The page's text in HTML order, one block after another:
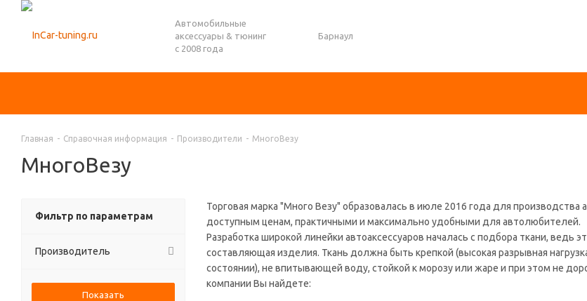
Автомобильные
аксессуары & тюнинг
с 2008 года
Барнаул
Главная - Справочная информация - Производители - МногоВезу
МногоВезу
Торговая марка "Много Везу" образовалась в июле 2016 года для производства
доступным ценам, практичными и максимально удобными для автолюбителей.
Разработка широкой линейки автоаксессуаров началась с подбора ткани, ведь
составляющая изделия. Ткань должна быть крепкой (высокая разрывная
состоянии), не впитывающей воду, стойкой к морозу или жаре и при этом не
компании Вы найдете:
Фильтр по параметрам
Производитель